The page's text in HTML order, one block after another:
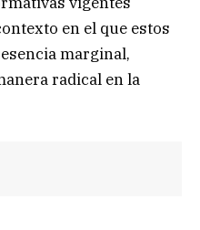
en el que estos
marginal,
radical en la